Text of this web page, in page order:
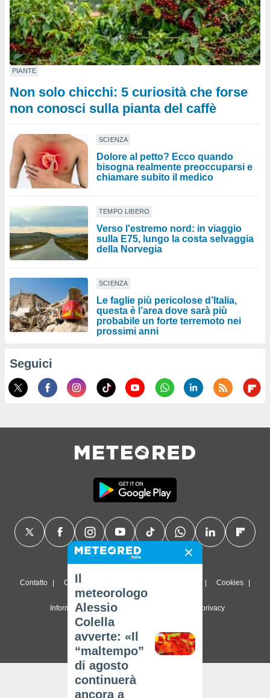
PIANTE
Non solo chicchi: 5 curiosità che forse
non conosci sulla pianta del caffè
SCIENZA
Dolore al petto? Ecco quando
bisogna realmente preoccuparsi e
chiamare subito il medico
TEMPO LIBERO
Verso l'estremo nord: in viaggio
sulla E75, lungo la costa selvaggia
della Norvegia
SCIENZA
Le faglie più pericolose d’Italia,
questa è l’area dove sarà più
probabile un forte terremoto nei
prossimi anni
Seguici
Contatto Chi siamo Cookies
Informativa sulla privacy Impostazioni sulla privacy
© 2026 Meteored. Tutti i diritti riservati
Il
meteorologo
Alessio
Colella
avverte: «Il
“maltempo”
di agosto
continuerà
ancora a